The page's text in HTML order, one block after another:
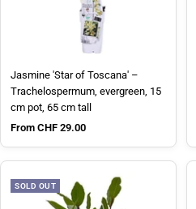
Jasmine 'Star of Toscana' –
Trachelospermum, evergreen, 15
cm pot, 65 cm tall
Sale price
From CHF 29.00
SOLD OUT